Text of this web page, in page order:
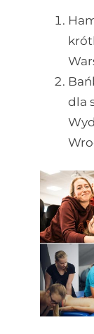
dla